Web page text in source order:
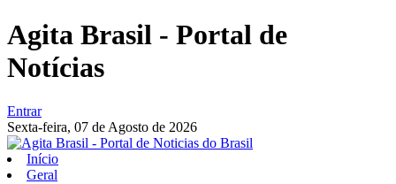
Agita Brasil - Portal de
Notícias
Entrar
Sexta-feira, 07 de Agosto de 2026
Início
Geral